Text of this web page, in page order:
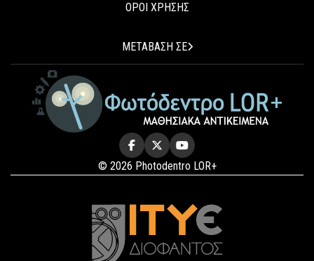
ΟΡΟΙ ΧΡΗΣΗΣ
ΜΕΤΑΒΑΣΗ ΣΕ
© 2026 Photodentro LOR+